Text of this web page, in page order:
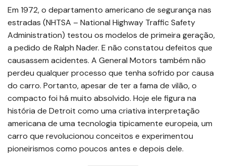
Em 1972, o departamento americano de segurança nas
estradas (NHTSA – National Highway Traffic Safety
Administration) testou os modelos de primeira geração,
a pedido de Ralph Nader. E não constatou defeitos que
causassem acidentes. A General Motors também não
perdeu qualquer processo que tenha sofrido por causa
do carro. Portanto, apesar de ter a fama de vilão, o
compacto foi há muito absolvido. Hoje ele figura na
história de Detroit como uma criativa interpretação
americana de uma tecnologia tipicamente europeia, um
carro que revolucionou conceitos e experimentou
pioneirismos como poucos antes e depois dele.